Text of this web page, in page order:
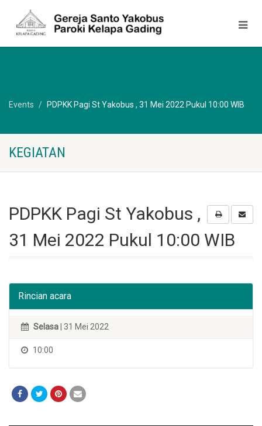
Events PDPKK Pagi St Yakobus , 31 Mei 2022 Pukul 10:00 WIB
KEGIATAN
PDPKK Pagi St Yakobus ,
31 Mei 2022 Pukul 10:00 WIB
Rincian acara
Selasa | 31 Mei 2022
10:00